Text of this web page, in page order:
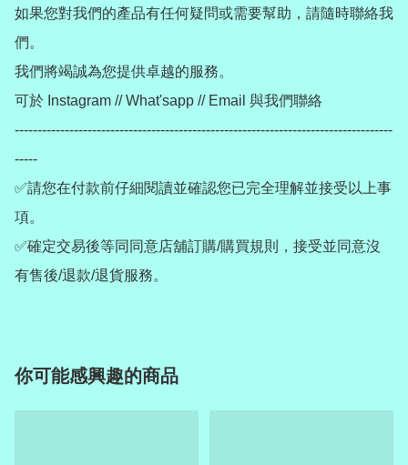
如果您對我們的產品有任何疑問或需要幫助，請隨時聯絡我
們。
我們將竭誠為您提供卓越的服務。
可於 Instagram // What'sapp // Email 與我們聯絡
-----------------------------------------------------------------------------------
-----
✅請您在付款前仔細閱讀並確認您已完全理解並接受以上事
項。
✅確定交易後等同同意店舖訂購/購買規則，接受並同意沒
有售後/退款/退貨服務。
你可能感興趣的商品